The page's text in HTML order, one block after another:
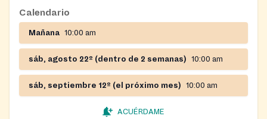
operated by local volunteers.
Calendario
Mañana 10:00 am
sáb, agosto 22º (dentro de 2 semanas) 10:00 am
sáb, septiembre 12º (el próximo mes) 10:00 am
ACUÉRDAME